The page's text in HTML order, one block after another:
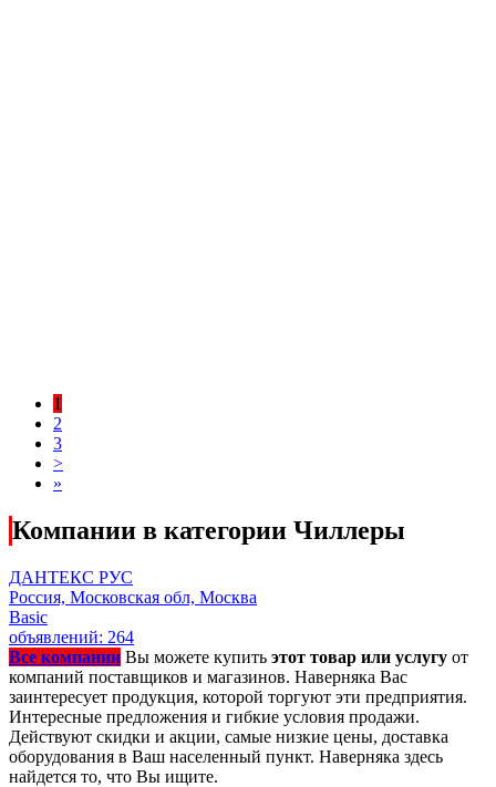
1
2
3
>
»
Компании в категории Чиллеры
ДАНТЕКС РУС
Россия, Московская обл, Москва
Basic
объявлений: 264
Все компании Вы можете купить этот товар или услугу от
компаний поставщиков и магазинов. Наверняка Вас
заинтересует продукция, которой торгуют эти предприятия.
Интересные предложения и гибкие условия продажи.
Действуют скидки и акции, самые низкие цены, доставка
оборудования в Ваш населенный пункт. Наверняка здесь
найдется то, что Вы ищите.